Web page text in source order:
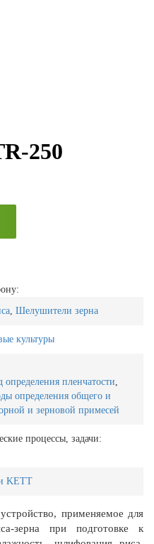
250
Шелушители зерна
культуры
пленчатости
определения общего и
и зерновой примесей
процессы, задачи:
KETT
применяемое для
зерна при подготовке к